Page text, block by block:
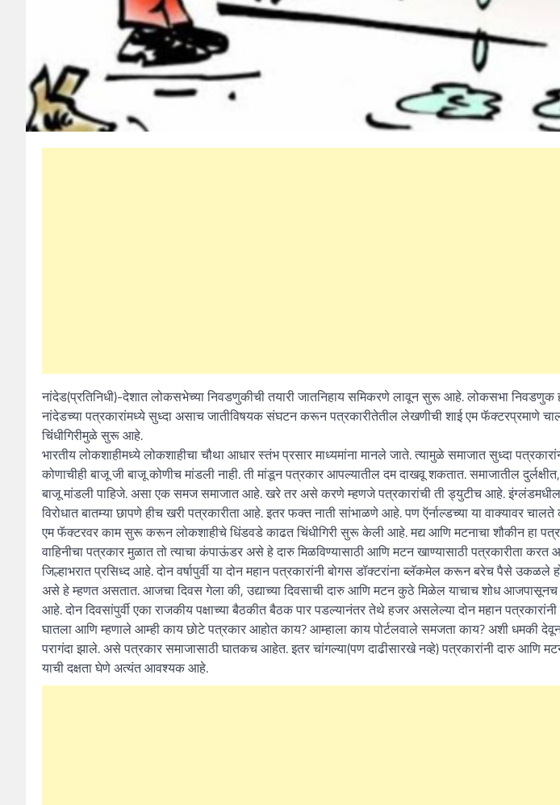
नांदेड(प्रतिनिधी)-देशात लोकसभेच्या निवडणुकीची तयारी जातनिहाय समिकरणे लावून सुरू आहे. लोकसभा निवडणुक
नांदेडच्या पत्रकारांमध्ये सुध्दा असाच जातीविषयक संघटन करून पत्रकारीतेतील लेखणीची शाई एम फॅक्टरप्रमाणे
चिंंधीगिरीमुळे सुरू आहे.
भारतीय लोकशाहीमध्ये लोकशाहीचा चौथा आधार स्तंभ प्रसार माध्यमांना मानले जाते. त्यामुळे समाजात सुध्दा
कोणाचीही बाजू जी बाजू कोणीच मांडली नाही. ती मांडून पत्रकार आपल्यातील दम दाखवू शकतात. समाजातील
बाजू मांडली पाहिजे. असा एक समज समाजात आहे. खरे तर असे करणे म्हणजे पत्रकारांची ती ड्युटीच आहे. इंग्लंडमधील
विरोधात बातम्या छापणे हीच खरी पत्रकारीता आहे. इतर फक्त नाती सांभाळणे आहे. पण ऍर्नाल्डच्या या वाक्यावर
एम फॅक्टरवर काम सुरू करून लोकशाहीचे धिंडवडे काढत चिंधीगिरी सुरू केली आहे. मद्य आणि मटनाचा शौकीन हा
वाहिनीचा पत्रकार मुळात तो त्याचा कंपाऊंडर असे हे दारु मिळविण्यासाठी आणि मटन खाण्यासाठी पत्रकारीता
जिल्हाभरात प्रसिध्द आहे. दोन वर्षापुर्वी या दोन महान पत्रकारांनी बोगस डॉक्टरांना ब्लॅकमेल करून बरेच पैसे
असे हे म्हणत असतात. आजचा दिवस गेला की, उद्याच्या दिवसाची दारु आणि मटन कुठे मिळेल याचाच शोध
आहे. दोन दिवसांपुर्वी एका राजकीय पक्षाच्या बैठकीत बैठक पार पडल्यानंतर तेथे हजर असलेल्या दोन महान पत्रकारांनी
घातला आणि म्हणाले आम्ही काय छोटे पत्रकार आहोत काय? आम्हाला काय पोर्टलवाले समजता काय? अशी धमकी
परागंदा झाले. असे पत्रकार समाजासाठी घातकच आहेत. इतर चांगल्या(पण दाढीसारखे नव्हे) पत्रकारांनी दारु आणि
याची दक्षता घेणे अत्यंत आवश्यक आहे.